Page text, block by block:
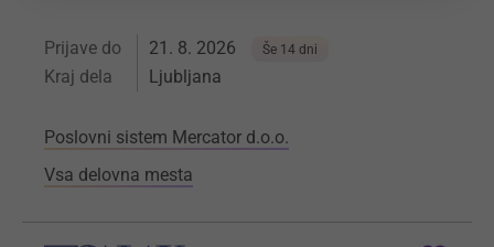
Prijave do 21. 8. 2026 Še 14 dni
Kraj dela Ljubljana
Poslovni sistem Mercator d.o.o.
Vsa delovna mesta